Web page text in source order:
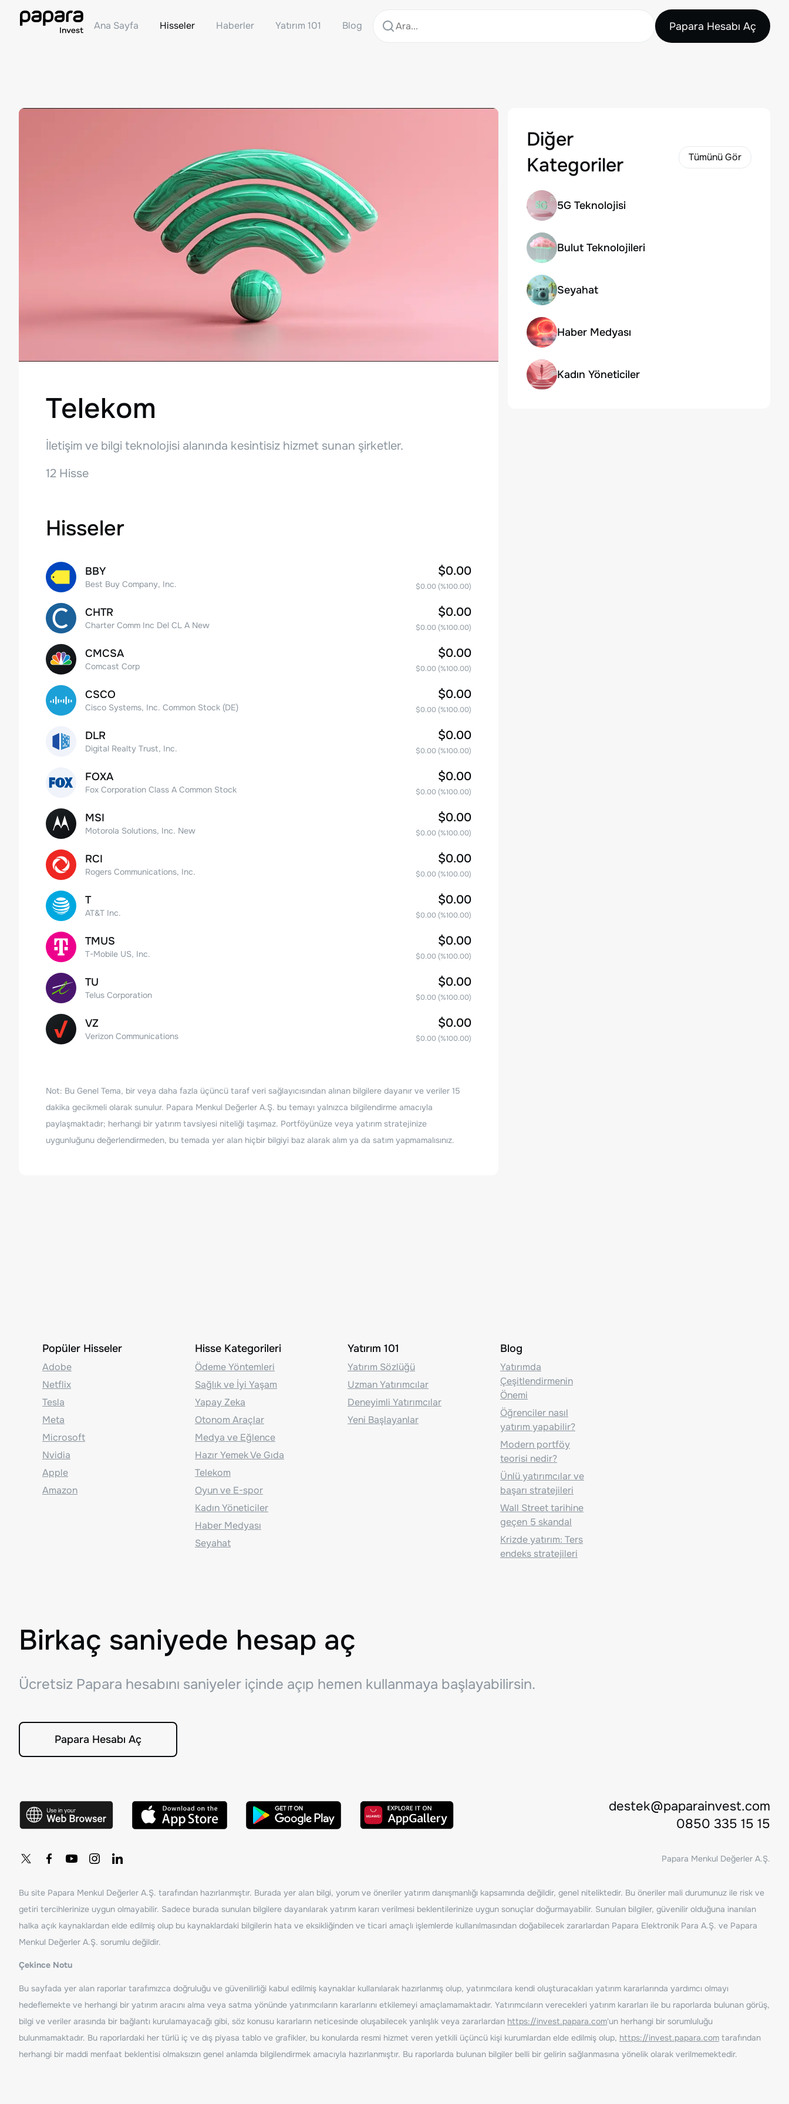
Ana Sayfa Hisseler Haberler Yatırım 101 Blog Papara Hesabı Aç
Telekom
İletişim ve bilgi teknolojisi alanında kesintisiz hizmet sunan şirketler.
12 Hisse
Hisseler
BBY
Best Buy Company, Inc.
$0.00
$0.00 (%100.00)
CHTR
Charter Comm Inc Del CL A New
$0.00
$0.00 (%100.00)
CMCSA
Comcast Corp
$0.00
$0.00 (%100.00)
CSCO
Cisco Systems, Inc. Common Stock (DE)
$0.00
$0.00 (%100.00)
DLR
Digital Realty Trust, Inc.
$0.00
$0.00 (%100.00)
FOXA
Fox Corporation Class A Common Stock
$0.00
$0.00 (%100.00)
MSI
Motorola Solutions, Inc. New
$0.00
$0.00 (%100.00)
RCI
Rogers Communications, Inc.
$0.00
$0.00 (%100.00)
T
AT&T Inc.
$0.00
$0.00 (%100.00)
TMUS
T-Mobile US, Inc.
$0.00
$0.00 (%100.00)
TU
Telus Corporation
$0.00
$0.00 (%100.00)
VZ
Verizon Communications
$0.00
$0.00 (%100.00)
Not: Bu Genel Tema, bir veya daha fazla üçüncü taraf veri sağlayıcısından alınan bilgilere dayanır ve veriler 15
dakika gecikmeli olarak sunulur. Papara Menkul Değerler A.Ş. bu temayı yalnızca bilgilendirme amacıyla
paylaşmaktadır; herhangi bir yatırım tavsiyesi niteliği taşımaz. Portföyünüze veya yatırım stratejinize
uygunluğunu değerlendirmeden, bu temada yer alan hiçbir bilgiyi baz alarak alım ya da satım yapmamalısınız.
Diğer
Kategoriler
Tümünü Gör
5G Teknolojisi
Bulut Teknolojileri
Seyahat
Haber Medyası
Kadın Yöneticiler
Popüler Hisseler
Adobe
Netflix
Tesla
Meta
Microsoft
Nvidia
Apple
Amazon
Hisse Kategorileri
Ödeme Yöntemleri
Sağlık ve İyi Yaşam
Yapay Zeka
Otonom Araçlar
Medya ve Eğlence
Hazır Yemek Ve Gıda
Telekom
Oyun ve E-spor
Kadın Yöneticiler
Haber Medyası
Seyahat
Yatırım 101
Yatırım Sözlüğü
Uzman Yatırımcılar
Deneyimli Yatırımcılar
Yeni Başlayanlar
Blog
Yatırımda
Çeşitlendirmenin
Önemi
Öğrenciler nasıl
yatırım yapabilir?
Modern portföy
teorisi nedir?
Ünlü yatırımcılar ve
başarı stratejileri
Wall Street tarihine
geçen 5 skandal
Krizde yatırım: Ters
endeks stratejileri
Birkaç saniyede hesap aç
Ücretsiz Papara hesabını saniyeler içinde açıp hemen kullanmaya başlayabilirsin.
Papara Hesabı Aç
destek@paparainvest.com
0850 335 15 15
Papara Menkul Değerler A.Ş.
Bu site Papara Menkul Değerler A.Ş. tarafından hazırlanmıştır. Burada yer alan bilgi, yorum ve öneriler yatırım danışmanlığı kapsamında değildir, genel niteliktedir. Bu öneriler mali durumunuz ile risk ve
getiri tercihlerinize uygun olmayabilir. Sadece burada sunulan bilgilere dayanılarak yatırım kararı verilmesi beklentilerinize uygun sonuçlar doğurmayabilir. Sunulan bilgiler, güvenilir olduğuna inanılan
halka açık kaynaklardan elde edilmiş olup bu kaynaklardaki bilgilerin hata ve eksikliğinden ve ticari amaçlı işlemlerde kullanılmasından doğabilecek zararlardan Papara Elektronik Para A.Ş. ve Papara
Menkul Değerler A.Ş. sorumlu değildir.
Çekince Notu
Bu sayfada yer alan raporlar tarafımızca doğruluğu ve güvenilirliği kabul edilmiş kaynaklar kullanılarak hazırlanmış olup, yatırımcılara kendi oluşturacakları yatırım kararlarında yardımcı olmayı
hedeflemekte ve herhangi bir yatırım aracını alma veya satma yönünde yatırımcıların kararlarını etkilemeyi amaçlamamaktadır. Yatırımcıların verecekleri yatırım kararları ile bu raporlarda bulunan görüş,
bilgi ve veriler arasında bir bağlantı kurulamayacağı gibi, söz konusu kararların neticesinde oluşabilecek yanlışlık veya zararlardan https://invest.papara.com'un herhangi bir sorumluluğu
bulunmamaktadır. Bu raporlardaki her türlü iç ve dış piyasa tablo ve grafikler, bu konularda resmi hizmet veren yetkili üçüncü kişi kurumlardan elde edilmiş olup, https://invest.papara.com tarafından
herhangi bir maddi menfaat beklentisi olmaksızın genel anlamda bilgilendirmek amacıyla hazırlanmıştır. Bu raporlarda bulunan bilgiler belli bir gelirin sağlanmasına yönelik olarak verilmemektedir.